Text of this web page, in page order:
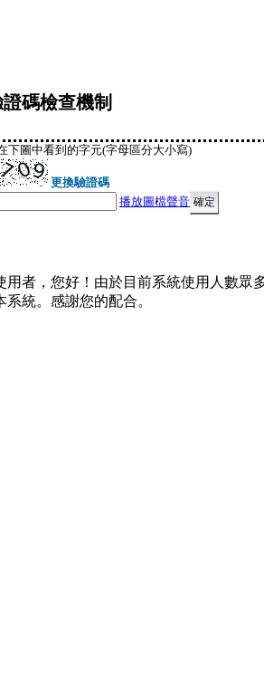
碼檢查機制
下圖中看到的字元(字母區分大小寫)
更換驗證碼
播放圖檔聲音
用者，您好！由於目前系統使用人數眾
系統。感謝您的配合。